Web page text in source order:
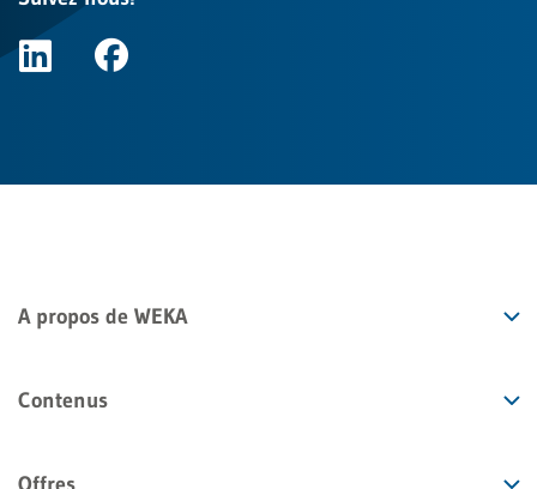
A propos de WEKA
Contenus